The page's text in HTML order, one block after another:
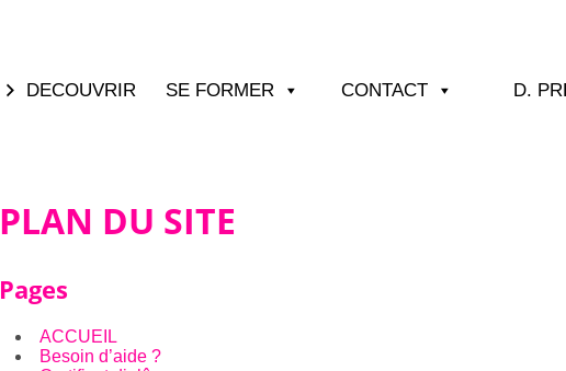
DECOUVRIR SE FORMER CONTACT D.
PLAN DU SITE
Pages
ACCUEIL
Besoin d’aide ?